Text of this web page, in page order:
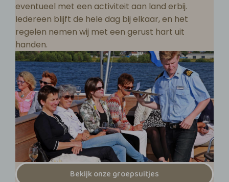
eventueel met een activiteit aan land erbij.
Iedereen blijft de hele dag bij elkaar, en het
regelen nemen wij met een gerust hart uit
handen.
Bekijk onze groepsuitjes